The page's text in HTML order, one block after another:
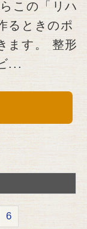
この「リハ
るときのポ
ます。 整形
...
6